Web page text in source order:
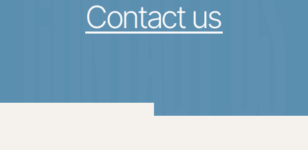
Contact us